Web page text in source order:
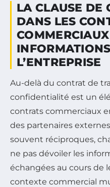
LA CLAUSE DE
DANS LES
L’ENTREPRISE
Au-delà du contrat de
confidentialité est un
contrats commerciaux
des partenaires
souvent réciproques,
ne pas dévoiler les
échangées au cours de
contexte commercial